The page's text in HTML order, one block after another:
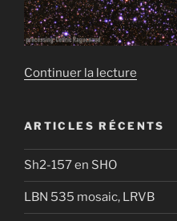
Continuer la lecture
en
LRGB »
ARTICLES RÉCENTS
Sh2-157 en SHO
LBN 535 mosaic, LRVB